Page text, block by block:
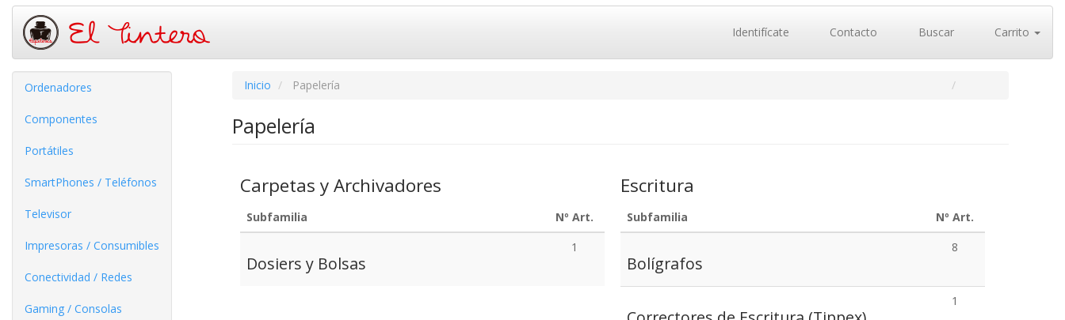
Identifícate Contacto Buscar Carrito
Ordenadores
Componentes
Portátiles
SmartPhones / Teléfonos
Televisor
Impresoras / Consumibles
Conectividad / Redes
Gaming / Consolas
Inicio Papelería
Papelería
Carpetas y Archivadores
Subfamilia Nº Art.
Dosiers y Bolsas
1
Escritura
Subfamilia Nº Art.
Bolígrafos
8
1